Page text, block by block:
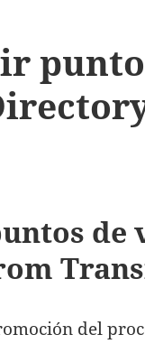
de
del